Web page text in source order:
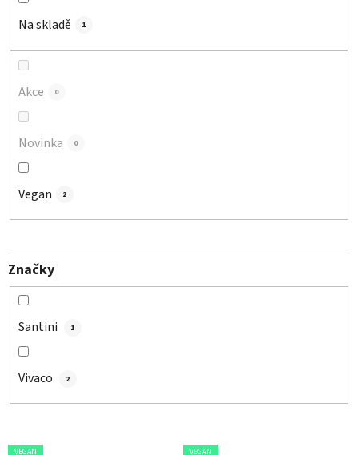
u
Na skladě 1
Akce 0
Novinka 0
Vegan 2
Značky
Santini 1
Vivaco 2
VVEGAN VEGAN